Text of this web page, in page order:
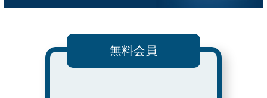
無料会員